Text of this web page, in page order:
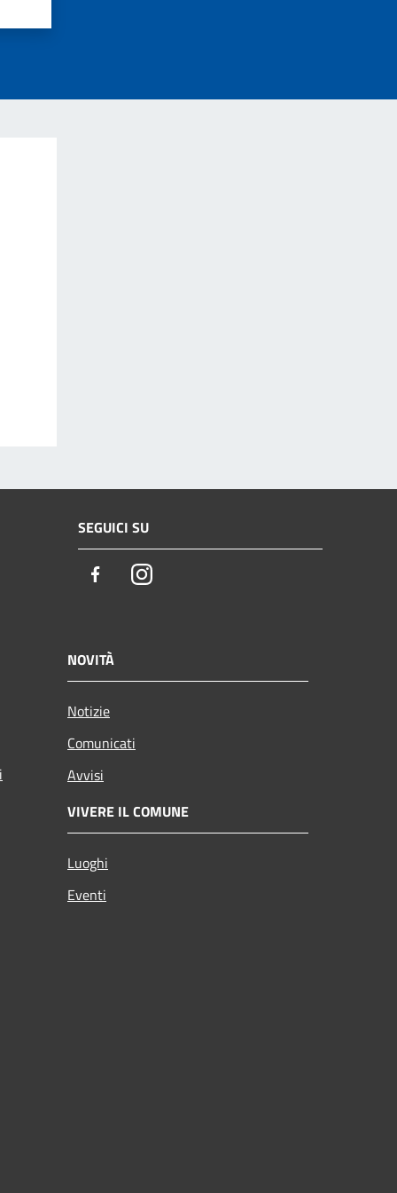
SEGUICI SU
FacebookInstagram
NOVITÀ
Notizie
Comunicati
Avvisi
VIVERE IL COMUNE
Luoghi
Eventi